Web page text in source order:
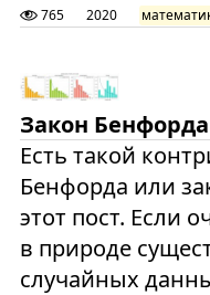
765 2020
Закон
Есть такой
Бенфорда или
этот пост. Если
в природе
случайных